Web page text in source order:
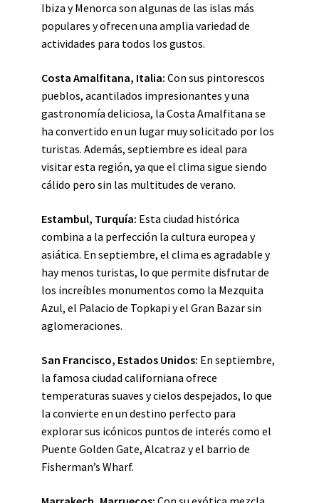
Ibiza y Menorca son algunas de las islas más
populares y ofrecen una amplia variedad de
actividades para todos los gustos.
Costa Amalfitana, Italia: Con sus pintorescos
pueblos, acantilados impresionantes y una
gastronomía deliciosa, la Costa Amalfitana se
ha convertido en un lugar muy solicitado por los
turistas. Además, septiembre es ideal para
visitar esta región, ya que el clima sigue siendo
cálido pero sin las multitudes de verano.
Estambul, Turquía: Esta ciudad histórica
combina a la perfección la cultura europea y
asiática. En septiembre, el clima es agradable y
hay menos turistas, lo que permite disfrutar de
los increíbles monumentos como la Mezquita
Azul, el Palacio de Topkapi y el Gran Bazar sin
aglomeraciones.
San Francisco, Estados Unidos: En septiembre,
la famosa ciudad californiana ofrece
temperaturas suaves y cielos despejados, lo que
la convierte en un destino perfecto para
explorar sus icónicos puntos de interés como el
Puente Golden Gate, Alcatraz y el barrio de
Fisherman’s Wharf.